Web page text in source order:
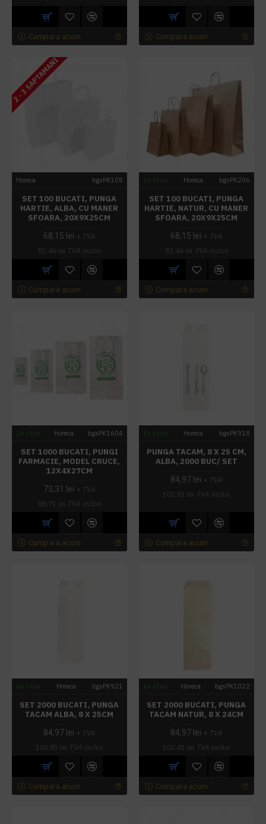
Cumpara acum Cumpara acum
2 - 3 SAPTAMANI
Horeca bgsPK108
SET 100 BUCATI, PUNGA
HARTIE, ALBA, CU MANER
SFOARA, 20X9X25CM
68,15 lei + TVA
82,46 lei TVA inclus
Cumpara acum
Horeca bgsPK206
SET 100 BUCATI, PUNGA
HARTIE, NATUR, CU MANER
SFOARA, 20X9X25CM
68,15 lei + TVA
82,46 lei TVA inclus
Cumpara acum
Horeca bgsPK1604
SET 1000 BUCATI, PUNGI
FARMACIE, MODEL CRUCE,
12X4X27CM
73,31 lei + TVA
88,71 lei TVA inclus
Cumpara acum
Horeca bgsPK918
PUNGA TACAM, 8 X 25 CM,
ALBA, 2000 BUC/ SET
84,97 lei + TVA
102,81 lei TVA inclus
Cumpara acum
Horeca bgsPK921
SET 2000 BUCATI, PUNGA
TACAM ALBA, 8 X 25CM
84,97 lei + TVA
102,81 lei TVA inclus
Cumpara acum
Horeca bgsPK1022
SET 2000 BUCATI, PUNGA
TACAM NATUR, 8 X 24CM
84,97 lei + TVA
102,81 lei TVA inclus
Cumpara acum